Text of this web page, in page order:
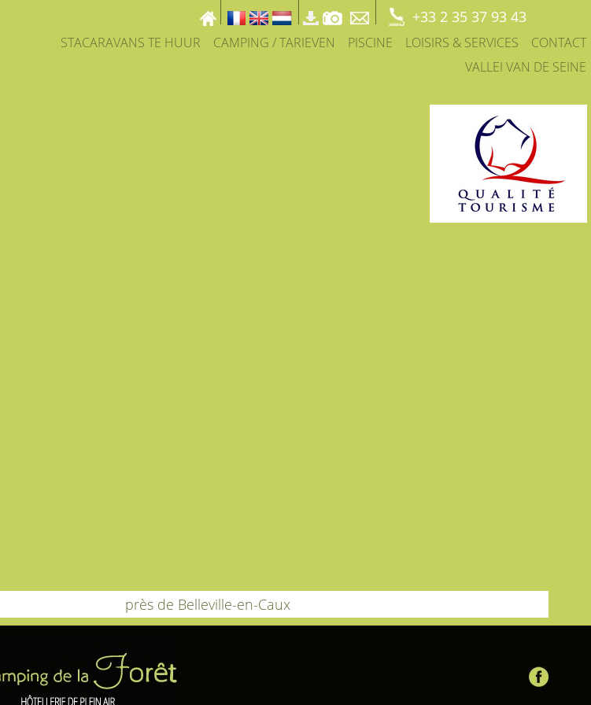
+33 2 35 37 93 43
STACARAVANS TE HUUR CAMPING / TARIEVEN PISCINE LOISIRS & SERVICES
CONTACT
VALLEI VAN DE SEINE
près de Belleville-en-Caux